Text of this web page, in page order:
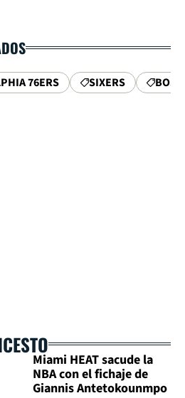
76ERS SIXERS
Miami HEAT sacude la
NBA con el fichaje de
Giannis Antetokounmpo